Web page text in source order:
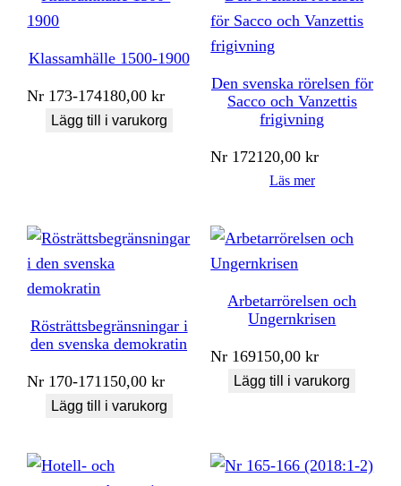
Klassamhälle 1500-1900
Nr 173-174180,00kr
Lägg till i varukorg
Den svenska rörelsen för
Sacco och Vanzettis
frigivning
Nr 172120,00kr
Läs mer
Rösträttsbegränsningar i
den svenska demokratin
Nr 170-171150,00kr
Lägg till i varukorg
Arbetarrörelsen och
Ungernkrisen
Nr 169150,00kr
Lägg till i varukorg